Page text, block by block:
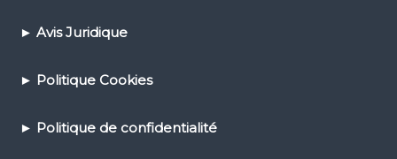
► Avis Juridique
► Politique Cookies
► Politique de confidentialité